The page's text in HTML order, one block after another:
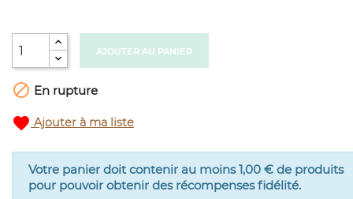
AJOUTER AU PANIER
 En rupture
favorite Ajouter à ma liste
Votre panier doit contenir au moins 1,00 € de produits
pour pouvoir obtenir des récompenses fidélité.